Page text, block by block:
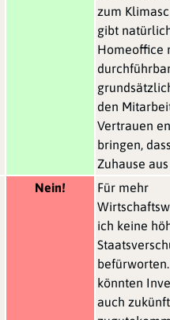
zum
gibt
Homeoffice
den
Vertrauen
bringen,
Zuhause
Nein!
Für mehr
ich keine
könnten
auch